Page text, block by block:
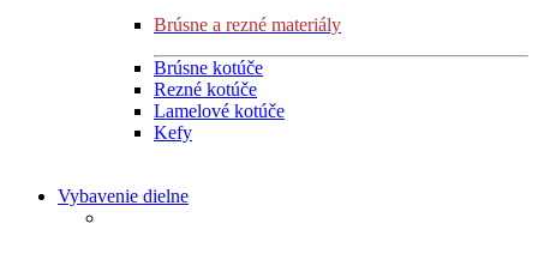
Brúsne a rezné materiály
Brúsne kotúče
Rezné kotúče
Lamelové kotúče
Kefy
Vybavenie dielne